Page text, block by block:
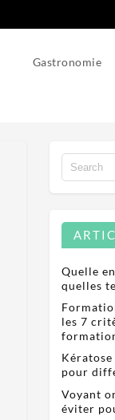
Gastronomie
Quelle
quelles
les 7
pour
Voyant
éviter